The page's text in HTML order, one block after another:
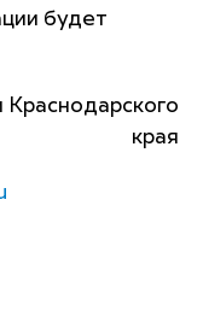
будет
Краснодарского
края